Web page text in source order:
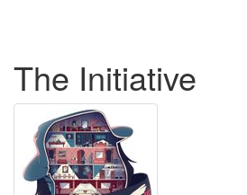
The Initiative